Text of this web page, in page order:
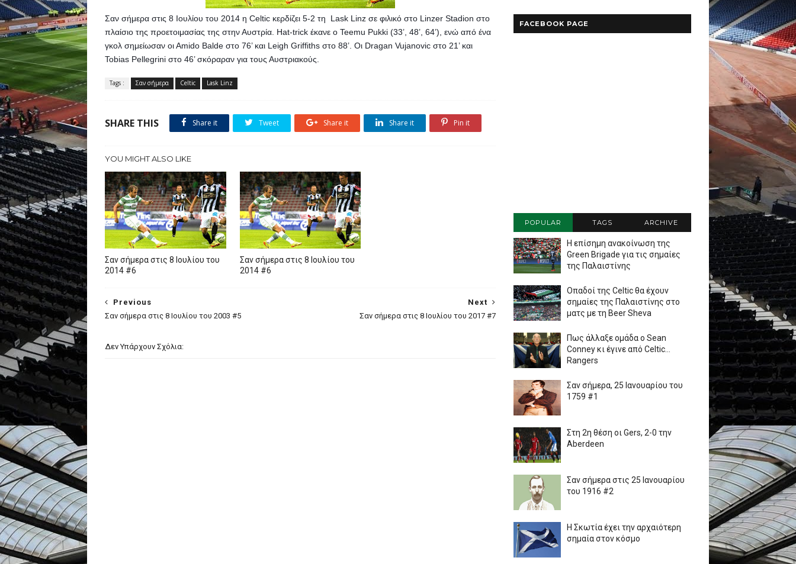
Σαν σήμερα στις 8 Ιουλίου του 2014 η Celtic κερδίζει 5-2 τη  Lask Linz σε φιλικό στο Linzer Stadion στο
πλαίσιο της προετοιμασίας της στην Αυστρία. Hat-trick έκανε ο Teemu Pukki (33’, 48’, 64’), ενώ από ένα
γκολ σημείωσαν οι Αmido Balde στο 76’ και Leigh Griffiths στο 88’. Οι Dragan Vujanovic στο 21’ και
Tobias Pellegrini στο 46’ σκόραραν για τους Αυστριακούς.
Tags : Σαν σήμερα Celtic Lask Linz
SHARE THIS Share it Tweet Share it Share it Pin it
YOU MIGHT ALSO LIKE
Σαν σήμερα στις 8 Ιουλίου του
2014 #6
Σαν σήμερα στις 8 Ιουλίου του
2014 #6
Next
Σαν σήμερα στις 8 Ιουλίου του 2017 #7
Previous
Σαν σήμερα στις 8 Ιουλίου του 2003 #5
Δεν Υπάρχουν Σχόλια:
FACEBOOK PAGE
POPULAR TAGS ARCHIVE
Η επίσημη ανακοίνωση της
Green Brigade για τις σημαίες
της Παλαιστίνης
Οπαδοί της Celtic θα έχουν
σημαίες της Παλαιστίνης στο
ματς με τη Beer Sheva
Πως άλλαξε ομάδα ο Sean
Conney κι έγινε από Celtic...
Rangers
Σαν σήμερα, 25 Ιανουαρίου του
1759 #1
Στη 2η θέση οι Gers, 2-0 την
Aberdeen
Σαν σήμερα στις 25 Ιανουαρίου
του 1916 #2
Η Σκωτία έχει την αρχαιότερη
σημαία στον κόσμο